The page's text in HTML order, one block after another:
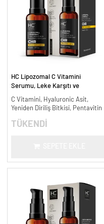
HC Lipozomal C Vitamini
Serumu, Leke Karşıtı ve
C Vitamini, Hyaluronic Asit,
Yeniden Diriliş Bitkisi, Pentavitin
TÜKENDİ